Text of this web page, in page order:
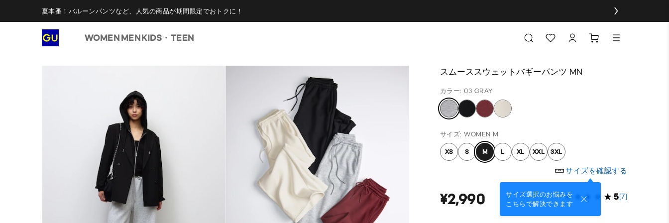
夏本番！バルーンパンツなど、人気の商品が期間限定でおトクに！
WOMEN MENKIDS・TEEN
スムーススウェットバギーパンツ MN
カラー: 03 GRAY
サイズ: WOMEN M
XS S M L XL XXL 3XL
サイズを確認する
サイズ選択のお悩みを
こちらで解決できます
¥2,990 5(7)